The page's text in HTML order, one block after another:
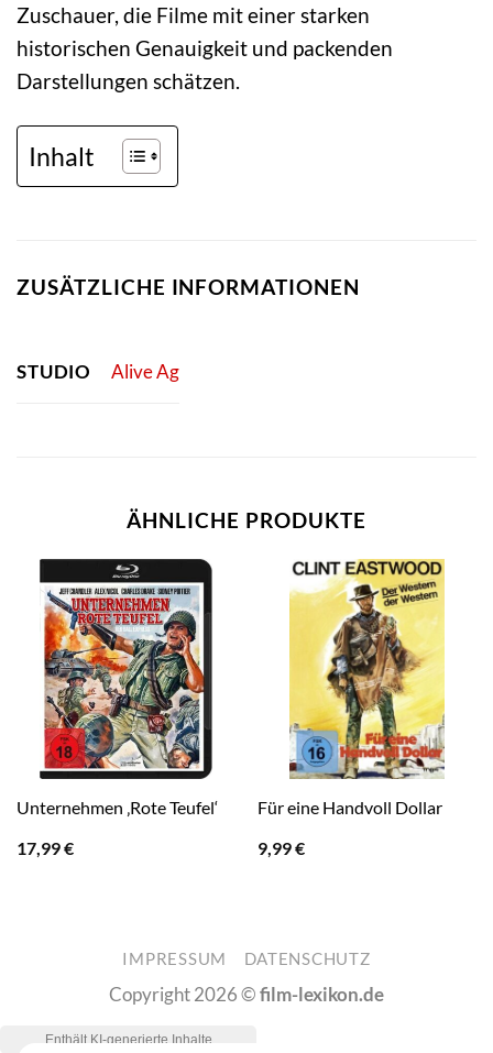
Zuschauer, die Filme mit einer starken
historischen Genauigkeit und packenden
Darstellungen schätzen.
Inhalt
ZUSÄTZLICHE INFORMATIONEN
STUDIO Alive Ag
ÄHNLICHE PRODUKTE
Unternehmen ‚Rote Teufel‘
17,99€
Für eine Handvoll Dollar
9,99€
IMPRESSUM DATENSCHUTZ
Copyright 2026 ©film-lexikon.de